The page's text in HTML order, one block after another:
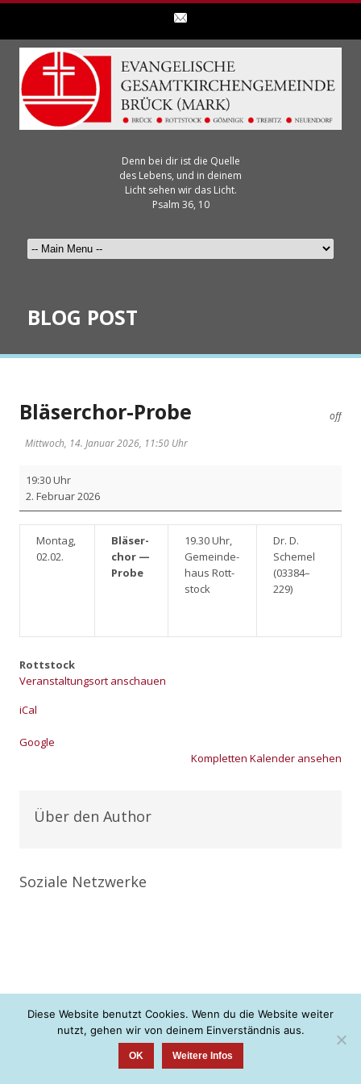
Denn bei dir ist die Quelle
des Lebens, und in deinem
Licht sehen wir das Licht.
Psalm 36, 10
BLOG POST
off
Bläserchor-Probe
Mittwoch, 14. Januar 2026, 11:50 Uhr
ser­
chor-
Pro­
19:30 Uhr
2. Febru­ar 2026
Mon­tag,
02.02.
Blä­ser­
chor —
Pro­be
19.30 Uhr,
Gemein­de­
haus Rott­
stock
Dr. D.
Sche­mel
(03384–
229)
Rottstock
Veranstaltungsort anschauen
iCal
Goog­le
Kom­plet­ten Kalen­der anse­hen
Über den Author
Soziale Netzwerke
+ + + neue Konfis gesucht <3 + + +
Diese Website benutzt Cookies. Wenn du die Website weiter
nutzt, gehen wir von deinem Einverständnis aus.
OK Weitere Infos